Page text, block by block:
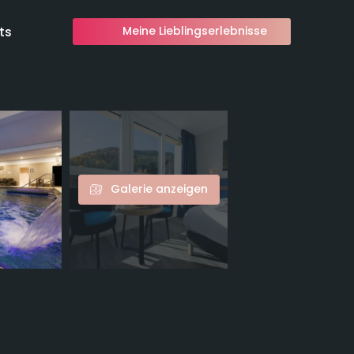
Meine Lieblingserlebnisse
Galerie anzeigen